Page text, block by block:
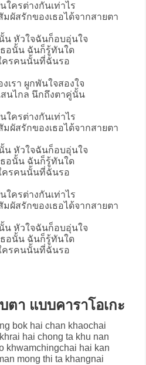
ใครต่างกันเท่าไร
ผัสรักของเธอได้จากสายตา
น หัวใจฉันก็อบอุ่นใจ
ธอนั้น ฉันก็รู้ทันใด
ครคนนั้นที่ฉันรอ
เรา ผูกพันใจสองใจ
นไกล นึกถึงตาคู่นั้น
ใครต่างกันเท่าไร
ผัสรักของเธอได้จากสายตา
น หัวใจฉันก็อบอุ่นใจ
ธอนั้น ฉันก็รู้ทันใด
ครคนนั้นที่ฉันรอ
ใครต่างกันเท่าไร
ผัสรักของเธอได้จากสายตา
น หัวใจฉันก็อบอุ่นใจ
ธอนั้น ฉันก็รู้ทันใด
ครคนนั้นที่ฉันรอ
ตา แบบคาราโอเกะ
bok hai chan khaochai
hai chong ta khu nan
khwamchingchai hai kan
mong thi ta khangnai